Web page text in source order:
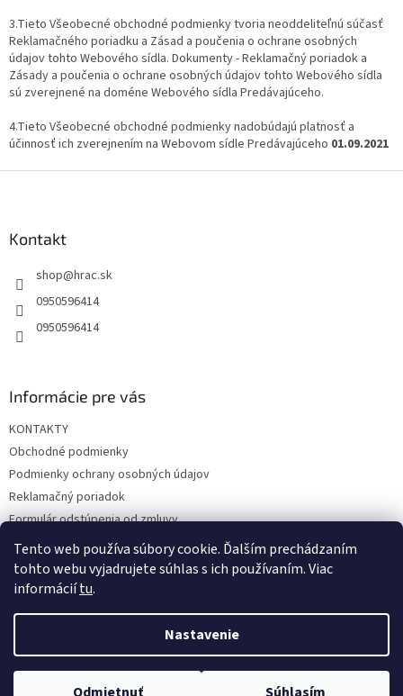
Tento web používa súbory cookie. Ďalším prechádzaním
tohto webu vyjadrujete súhlas s ich používaním. Viac
informáciítu.
Nastavenie
3.Tieto Všeobecné obchodné podmienky tvoria neoddeliteľnú súčasť
Reklamačného poriadku a Zásad a poučenia o ochrane osobných
údajov tohto Webového sídla. Dokumenty - Reklamačný poriadok a
Zásady a poučenia o ochrane osobných údajov tohto Webového sídla
sú zverejnené na doméne Webového sídla Predávajúceho.
4.Tieto Všeobecné obchodné podmienky nadobúdajú platnosť a
účinnosť ich zverejnením na Webovom sídle Predávajúceho 01.09.2021
Kontakt
shop@hrac.sk
0950596414
0950596414
Informácie pre vás
KONTAKTY
Obchodné podmienky
Podmienky ochrany osobných údajov
Reklamačný poriadok
Formulár odstúpenia od zmluvy
Reklamačný formulár
Copyright 2026hrac.sk. Všetky práva vyhradené.Upraviť